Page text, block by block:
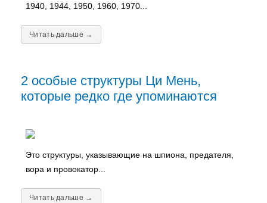
1940, 1944, 1950, 1960, 1970...
Читать дальше →
2 особые структуры Ци Мень,
которые редко где упоминаются
Это структуры, указывающие на шпиона, предателя,
вора и провокатор...
Читать дальше →